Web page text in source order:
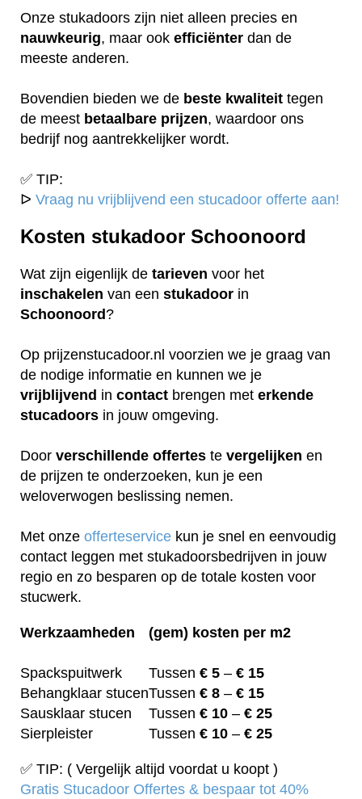
Onze stukadoors zijn niet alleen precies en
nauwkeurig, maar ook efficiënter dan de
meeste anderen.
Bovendien bieden we de beste kwaliteit tegen
de meest betaalbare prijzen, waardoor ons
bedrijf nog aantrekkelijker wordt.
✅ TIP:
ᐅ Vraag nu vrijblijvend een stucadoor offerte aan!
Kosten stukadoor Schoonoord
Wat zijn eigenlijk de tarieven voor het
inschakelen van een stukadoor in
Schoonoord?
Op prijzenstucadoor.nl voorzien we je graag van
de nodige informatie en kunnen we je
vrijblijvend in contact brengen met erkende
stucadoors in jouw omgeving.
Door verschillende offertes te vergelijken en
de prijzen te onderzoeken, kun je een
weloverwogen beslissing nemen.
Met onze offerteservice kun je snel en eenvoudig
contact leggen met stukadoorsbedrijven in jouw
regio en zo besparen op de totale kosten voor
stucwerk.
Werkzaamheden (gem) kosten per m2
Spackspuitwerk Tussen € 5 – € 15
Behangklaar stucenTussen € 8 – € 15
Sausklaar stucen
Tussen € 10 – € 25
Sierpleister
Tussen € 10 – € 25
✅ TIP: ( Vergelijk altijd voordat u koopt )
Gratis Stucadoor Offertes & bespaar tot 40%